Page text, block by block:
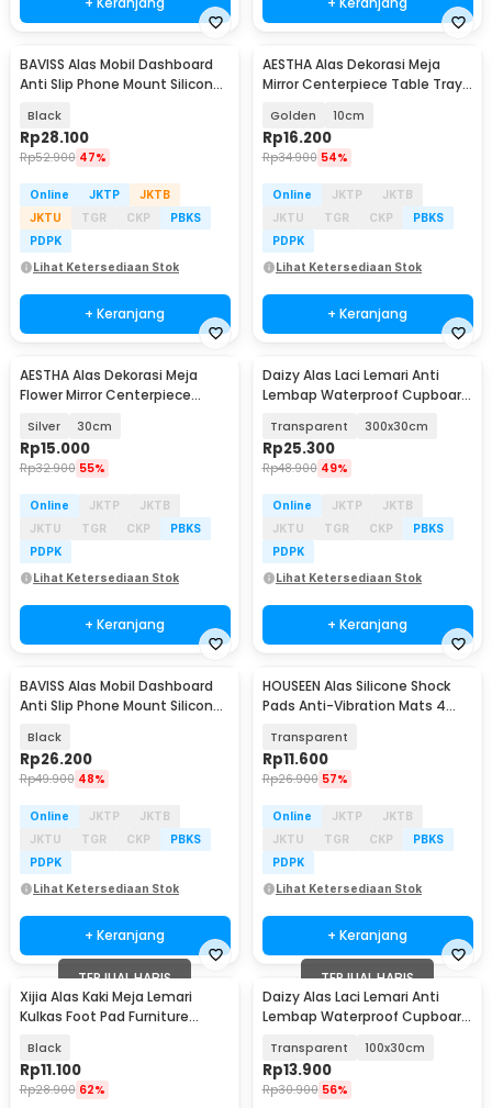
BAVISS Alas Mobil Dashboard
Anti Slip Phone Mount Silicone
Black
Rp28.100
Rp52.900 47%
Online JKTP
JKTB
JKTU
TGR CKP
PBKS
PDPK
Lihat Ketersediaan Stok
+ Keranjang
AESTHA Alas Dekorasi Meja
Mirror Centerpiece Table Tray
Golden 10cm
Rp16.200
Rp34.900 54%
Online JKTP
JKTB
JKTU
TGR CKP
PBKS
PDPK
Lihat Ketersediaan Stok
+ Keranjang
AESTHA Alas Dekorasi Meja
Flower Mirror Centerpiece
Silver 30cm
Rp15.000
Rp32.900 55%
Online JKTP
JKTB
JKTU
TGR CKP
PBKS
PDPK
Lihat Ketersediaan Stok
+ Keranjang
Daizy Alas Laci Lemari Anti
Lembap Waterproof Cupboard
Transparent 300x30cm
Rp25.300
Rp48.900 49%
Online JKTP
JKTB
JKTU
TGR CKP
PBKS
PDPK
Lihat Ketersediaan Stok
+ Keranjang
BAVISS Alas Mobil Dashboard
Anti Slip Phone Mount Silicone
Black
Rp26.200
Rp49.900 48%
Online JKTP
JKTB
JKTU
TGR CKP
PBKS
PDPK
Lihat Ketersediaan Stok
+ Keranjang
HOUSEEN Alas Silicone Shock
Pads Anti-Vibration Mats 4
Transparent
Rp11.600
Rp26.900 57%
Online JKTP
JKTB
JKTU
TGR CKP
PBKS
PDPK
Lihat Ketersediaan Stok
+ Keranjang
TERJUAL HABIS
Xijia Alas Kaki Meja Lemari
Kulkas Foot Pad Furniture
Black
Rp11.100
Rp28.900 62%
TERJUAL HABIS
Daizy Alas Laci Lemari Anti
Lembap Waterproof Cupboard
Transparent 100x30cm
Rp13.900
Rp30.900 56%